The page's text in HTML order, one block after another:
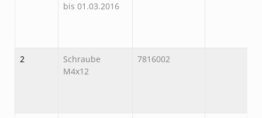
bis 01.03.2016
2
Schraube
M4x12
7816002